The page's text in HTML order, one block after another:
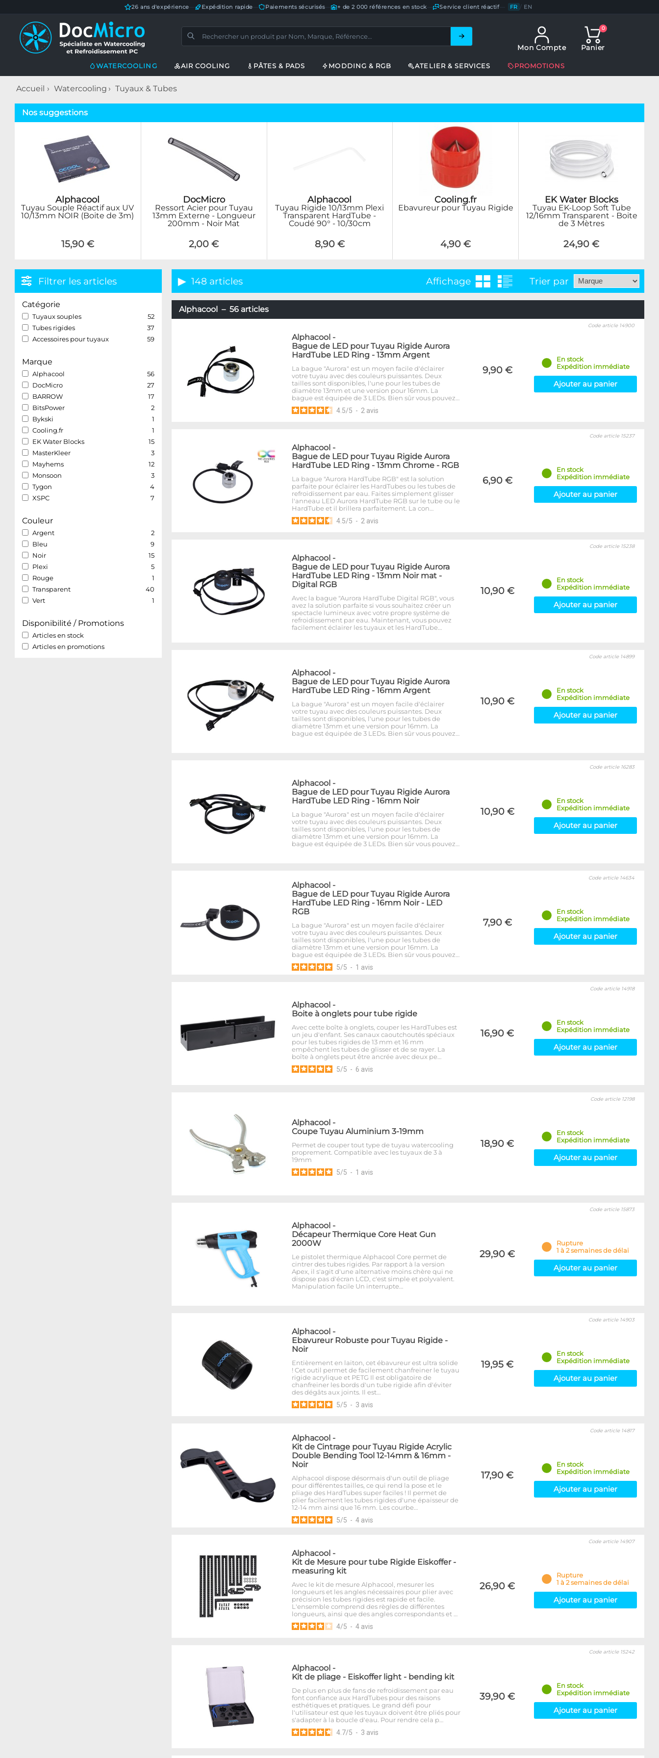
26 ans d'expérience Expédition rapide Paiements sécurisés— + de 2 000 références en stock Service client réactif— FR / EN
Mon Compte
0
Panier
WATERCOOLING AIR COOLING PÂTES & PADS MODDING & RGB ATELIER & SERVICES PROMOTIONS
Accueil Watercooling Tuyaux & Tubes
Nos suggestions
Alphacool
Tuyau Souple Réactif aux UV
10/13mm NOIR (Boite de 3m)
15,90 €
DocMicro
Ressort Acier pour Tuyau
13mm Externe - Longueur
200mm - Noir Mat
2,00 €
Alphacool
Tuyau Rigide 10/13mm Plexi
Transparent HardTube -
Coudé 90° - 10/30cm
8,90 €
Cooling.fr
Ebavureur pour Tuyau Rigide
4,90 €
EK Water Blocks
Tuyau EK-Loop Soft Tube
12/16mm Transparent - Boite
de 3 Mètres
24,90 €
Filtrer les articles
Catégorie
Tuyaux souples
52
Tubes rigides
37
Accessoires pour tuyaux
59
Marque
Alphacool
56
DocMicro
27
BARROW
17
BitsPower
2
Bykski
1
Cooling.fr
1
EK Water Blocks
15
MasterKleer
3
Mayhems
12
Monsoon
3
Tygon
4
XSPC
7
Couleur
Argent
2
Bleu
9
Noir
15
Plexi
5
Rouge
1
Transparent
40
Vert
1
Disponibilité / Promotions
Articles en stock
Articles en promotions
148 articles Affichage Trier par
Alphacool – 56 articles
Alphacool -
Bague de LED pour Tuyau Rigide Aurora
HardTube LED Ring - 13mm Argent
La bague "Aurora" est un moyen facile d'éclairer
votre tuyau avec des couleurs puissantes. Deux
tailles sont disponibles, l'une pour les tubes de
diamètre 13mm et une version pour 16mm. La
bague est équipée de 3 LEDs. Bien sûr vous pouvez…
4.5/5 - 2 avis
9,90 €
Code article 14900
En stock
Expédition immédiate
Ajouter au panier
Alphacool -
Bague de LED pour Tuyau Rigide Aurora
HardTube LED Ring - 13mm Chrome - RGB
La bague "Aurora HardTube RGB" est la solution
parfaite pour éclairer les HardTubes ou les tubes de
refroidissement par eau. Faites simplement glisser
l'anneau LED Aurora HardTube RGB sur le tube ou le
HardTube et il brillera parfaitement. La con…
4.5/5 - 2 avis
6,90 €
Code article 15237
En stock
Expédition immédiate
Ajouter au panier
Alphacool -
Bague de LED pour Tuyau Rigide Aurora
HardTube LED Ring - 13mm Noir mat -
Digital RGB
Avec la bague "Aurora HardTube Digital RGB", vous
avez la solution parfaite si vous souhaitez créer un
spectacle lumineux avec votre propre système de
refroidissement par eau. Maintenant, vous pouvez
facilement éclairer les tuyaux et les HardTube…
10,90 €
Code article 15238
En stock
Expédition immédiate
Ajouter au panier
Alphacool -
Bague de LED pour Tuyau Rigide Aurora
HardTube LED Ring - 16mm Argent
La bague "Aurora" est un moyen facile d'éclairer
votre tuyau avec des couleurs puissantes. Deux
tailles sont disponibles, l'une pour les tubes de
diamètre 13mm et une version pour 16mm. La
bague est équipée de 3 LEDs. Bien sûr vous pouvez…
10,90 €
Code article 14899
En stock
Expédition immédiate
Ajouter au panier
Alphacool -
Bague de LED pour Tuyau Rigide Aurora
HardTube LED Ring - 16mm Noir
La bague "Aurora" est un moyen facile d'éclairer
votre tuyau avec des couleurs puissantes. Deux
tailles sont disponibles, l'une pour les tubes de
diamètre 13mm et une version pour 16mm. La
bague est équipée de 3 LEDs. Bien sûr vous pouvez…
10,90 €
Code article 16283
En stock
Expédition immédiate
Ajouter au panier
Alphacool -
Bague de LED pour Tuyau Rigide Aurora
HardTube LED Ring - 16mm Noir - LED
RGB
La bague "Aurora" est un moyen facile d'éclairer
votre tuyau avec des couleurs puissantes. Deux
tailles sont disponibles, l'une pour les tubes de
diamètre 13mm et une version pour 16mm. La
bague est équipée de 3 LEDs. Bien sûr vous pouvez…
5/5 - 1 avis
7,90 €
Code article 14634
En stock
Expédition immédiate
Ajouter au panier
Alphacool -
Boite à onglets pour tube rigide
Avec cette boîte à onglets, couper les HardTubes est
un jeu d'enfant. Ses canaux caoutchoutés spéciaux
pour les tubes rigides de 13 mm et 16 mm
empêchent les tubes de glisser et de se rayer. La
boîte à onglets peut être ancrée avec deux pe…
5/5 - 6 avis
16,90 €
Code article 14918
En stock
Expédition immédiate
Ajouter au panier
Alphacool -
Coupe Tuyau Aluminium 3-19mm
Permet de couper tout type de tuyau watercooling
proprement. Compatible avec les tuyaux de 3 à
19mm
5/5 - 1 avis
18,90 €
Code article 12198
En stock
Expédition immédiate
Ajouter au panier
Alphacool -
Décapeur Thermique Core Heat Gun
2000W
Le pistolet thermique Alphacool Core permet de
cintrer des tubes rigides. Par rapport à la version
Apex, il s'agit d'une alternative moins chère qui ne
dispose pas d'écran LCD, c'est simple et polyvalent.
Manipulation facile Un interrupte…
29,90 €
Code article 15873
Rupture
1 à 2 semaines de délai
Ajouter au panier
Alphacool -
Ebavureur Robuste pour Tuyau Rigide -
Noir
Entièrement en laiton, cet ébavureur est ultra solide
! Cet outil permet de facilement chanfreiner le tuyau
rigide acrylique et PETG Il est obligatoire de
chanfreiner les bords d'un tube rigide afin d'éviter
des dégâts aux joints. Il est…
5/5 - 3 avis
19,95 €
Code article 14903
En stock
Expédition immédiate
Ajouter au panier
Alphacool -
Kit de Cintrage pour Tuyau Rigide Acrylic
Double Bending Tool 12-14mm & 16mm -
Noir
Alphacool dispose désormais d'un outil de pliage
pour différentes tailles, ce qui rend la pose et le
pliage des HardTubes super faciles ! Il permet de
plier facilement les tubes rigides d'une épaisseur de
12-14 mm ainsi que 16 mm. Les courbe…
5/5 - 4 avis
17,90 €
Code article 14817
En stock
Expédition immédiate
Ajouter au panier
Alphacool -
Kit de Mesure pour tube Rigide Eiskoffer -
measuring kit
Avec le kit de mesure Alphacool, mesurer les
longueurs et les angles nécessaires pour plier avec
précision les tubes rigides est rapide et facile.
L'ensemble comprend des règles de différentes
longueurs, ainsi que des angles correspondants et …
4/5 - 4 avis
26,90 €
Code article 14907
Rupture
1 à 2 semaines de délai
Ajouter au panier
Alphacool -
Kit de pliage - Eiskoffer light - bending kit
De plus en plus de fans de refroidissement par eau
font confiance aux HardTubes pour des raisons
esthétiques et pratiques. Le grand défi pour
l'utilisateur est que les tuyaux doivent être pliés pour
s'adapter à la boucle d'eau. Pour rendre cela p…
4.7/5 - 3 avis
39,90 €
Code article 15242
En stock
Expédition immédiate
Ajouter au panier